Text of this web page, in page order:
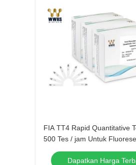
FIA TT4 Rapid Quantitative
500 Tes / jam Untuk
Immunoassay Analyzer
Dapatkan Harga